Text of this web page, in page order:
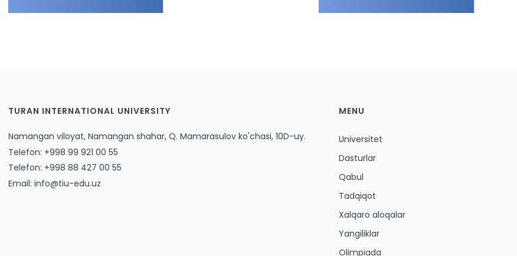
TURAN INTERNATIONAL UNIVERSITY
Namangan viloyat, Namangan shahar, Q. Mamarasulov ko'chasi, 10D-uy.
Telefon: +998 99 921 00 55
Telefon: +998 88 427 00 55
Email: info@tiu-edu.uz
MENU
Universitet
Dasturlar
Qabul
Tadqiqot
Xalqaro aloqalar
Yangiliklar
Olimpiada